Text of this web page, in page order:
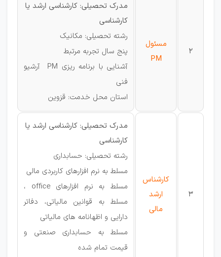
2
مسئول
PM
مدرک تحصیلی: کارشناسی ارشد یا
کارشناسی
رشته تحصیلی: مکانیک
پنج سال تجربه مرتبط
آشنایی با برنامه ریزی PM آرشیو
فنی
استان محل خدمت: قزوین
3
کارشناس
ارشد
مالی
مدرک تحصیلی: کارشناسی ارشد یا
کارشناسی
رشته تحصیلی: حسابداری
مسلط به نرم افزارهای کاربردی مالی
مسلط به نرم افزارهای office ،
مسلط به قوانین مالیاتی، دفاتر
دارایی و اظهانامه های مالیاتی
مسلط به حسابداری صنعتی و
قیمت تمام شده